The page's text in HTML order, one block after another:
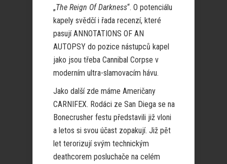
„The Reign Of Darkness“. O potenciálu
kapely svědčí i řada recenzí, které
pasují ANNOTATIONS OF AN
AUTOPSY do pozice nástupců kapel
jako jsou třeba Cannibal Corpse v
moderním ultra-slamovacím hávu.
Jako další zde máme Američany
CARNIFEX. Rodáci ze San Diega se na
Bonecrusher festu představili již vloni
a letos si svou účast zopakují. Již pět
let terorizují svým technickým
deathcorem posluchače na celém